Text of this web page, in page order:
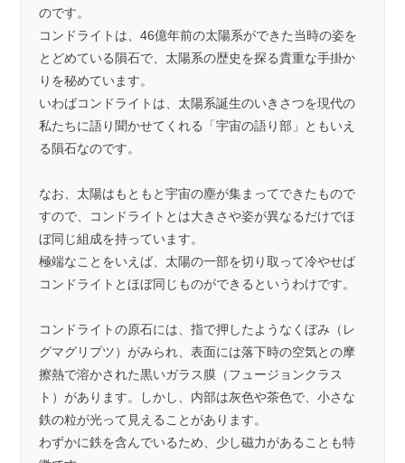
のです。
コンドライトは、46億年前の太陽系ができた当時の姿を
とどめている隕石で、太陽系の歴史を探る貴重な手掛か
りを秘めています。
いわばコンドライトは、太陽系誕生のいきさつを現代の
私たちに語り聞かせてくれる「宇宙の語り部」ともいえ
る隕石なのです。
なお、太陽はもともと宇宙の塵が集まってできたもので
すので、コンドライトとは大きさや姿が異なるだけでほ
ぼ同じ組成を持っています。
極端なことをいえば、太陽の一部を切り取って冷やせば
コンドライトとほぼ同じものができるというわけです。
コンドライトの原石には、指で押したようなくぼみ（レ
グマグリプツ）がみられ、表面には落下時の空気との摩
擦熱で溶かされた黒いガラス膜（フュージョンクラス
ト）があります。しかし、内部は灰色や茶色で、小さな
鉄の粒が光って見えることがあります。
わずかに鉄を含んでいるため、少し磁力があることも特